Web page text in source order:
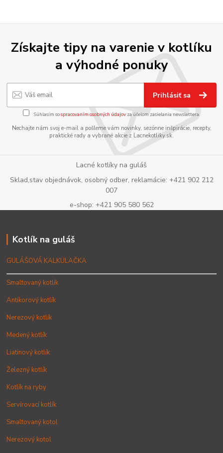
Získajte tipy na varenie v kotlíku
a výhodné ponuky
Prihlásiť sa
Súhlasím sospracovaním osobných údajov za účelom zasielania newslettera.
Nechajte nám svoj e-mail a pošleme vám novinky, sezónne inšpirácie, recepty,
praktické rady a vybrané akcie z Lacnekotliky.sk.
Lacné kotlíky na guláš
Sklad,stav objednávok, osobný odber, reklamácie: +421 902 212
007
e-shop: +421 905 580 562
Kotlík na guláš
GULÁŠOVÁ KALKULAČKA
Smaltovaný kotlík
Antikorový kotlík
Nerezový kotlík
Medený kotlík
Liatinový kotlík
Železný kotlík
Kotlík na ryby
Servírovací kotlík
Smaltovaný kotol
Nerezový kotol